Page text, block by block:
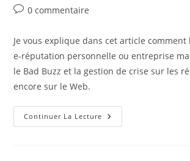
publication :
Commentaires
la
publication :
0 commentaire
Je vous explique dans cet article
e-réputation personnelle ou entreprise
le Bad Buzz et la gestion de crise sur les
encore sur le Web.
Continuer La Lecture Comment
Travailler